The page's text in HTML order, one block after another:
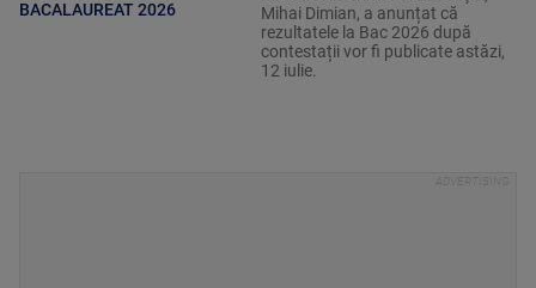
BACALAUREAT 2026
Mihai Dimian, a anunțat că
rezultatele la Bac 2026 după
contestații vor fi publicate astăzi,
12 iulie.